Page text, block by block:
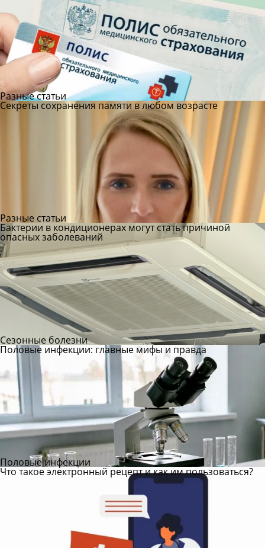
Разные статьи
Секреты сохранения памяти в любом возрасте
Разные статьи
Бактерии в кондиционерах могут стать причиной
опасных заболеваний
Сезонные болезни
Половые инфекции: главные мифы и правда
Половые инфекции
Что такое электронный рецепт и как им пользоваться?